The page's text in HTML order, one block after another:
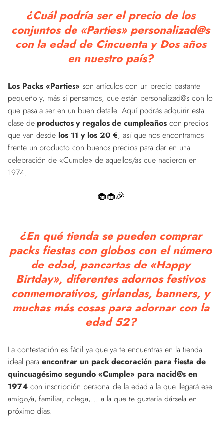
¿Cuál podría ser el precio de los
conjuntos de «Parties» personalizad@s
con la edad de Cincuenta y Dos años
en nuestro país?
Los Packs «Parties» son artículos con un precio bastante
pequeño y, más si pensamos, que están personalizad@s con lo
que pasa a ser en un buen detalle. Aquí podrás adquirir esta
clase de productos y regalos de cumpleaños con precios
que van desde los 11 y los 20 €, así que nos encontramos
frente un producto con buenos precios para dar en una
celebración de «Cumple» de aquellos/as que nacieron en
1974.
🧁🧁🎉
¿En qué tienda se pueden comprar
packs fiestas con globos con el número
de edad, pancartas de «Happy
Birtday», diferentes adornos festivos
conmemorativos, girlandas, banners, y
muchas más cosas para adornar con la
edad 52?
La contestación es fácil ya que ya te encuentras en la tienda
ideal para encontrar un pack decoración para fiesta de
quincuagésimo segundo «Cumple» para nacid@s en
1974 con inscripción personal de la edad a la que llegará ese
amigo/a, familiar, colega,... a la que te gustaría dársela en
próximo días.